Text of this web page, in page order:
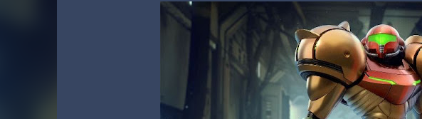
Crónicas Goomba [PS5] PLAYSTATION 5